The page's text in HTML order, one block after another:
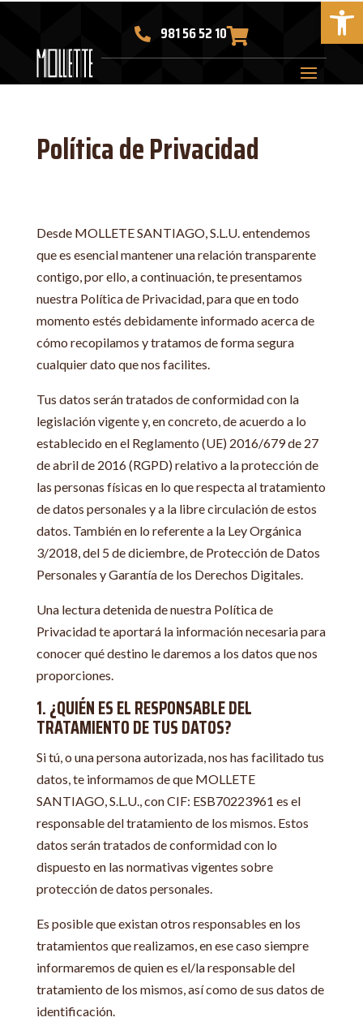
Abrir
Aumentar texto
Escala de grises
Alto contraste
 981 56 52 10
Política de Privacidad
Desde MOLLETE SANTIAGO, S.L.U. entendemos
que es esencial mantener una relación transparente
contigo, por ello, a continuación, te presentamos
nuestra Política de Privacidad, para que en todo
momento estés debidamente informado acerca de
cómo recopilamos y tratamos de forma segura
cualquier dato que nos facilites.
Tus datos serán tratados de conformidad con la
legislación vigente y, en concreto, de acuerdo a lo
establecido en el Reglamento (UE) 2016/679 de 27
de abril de 2016 (RGPD) relativo a la protección de
las personas físicas en lo que respecta al tratamiento
de datos personales y a la libre circulación de estos
datos. También en lo referente a la Ley Orgánica
3/2018, del 5 de diciembre, de Protección de Datos
Personales y Garantía de los Derechos Digitales.
Una lectura detenida de nuestra Política de
Privacidad te aportará la información necesaria para
conocer qué destino le daremos a los datos que nos
proporciones.
1. ¿QUIÉN ES EL RESPONSABLE DEL
TRATAMIENTO DE TUS DATOS?
Si tú, o una persona autorizada, nos has facilitado tus
datos, te informamos de que MOLLETE
SANTIAGO, S.L.U., con CIF: ESB70223961 es el
responsable del tratamiento de los mismos. Estos
datos serán tratados de conformidad con lo
dispuesto en las normativas vigentes sobre
protección de datos personales.
Es posible que existan otros responsables en los
tratamientos que realizamos, en ese caso siempre
informaremos de quien es el/la responsable del
tratamiento de los mismos, así como de sus datos de
identificación.